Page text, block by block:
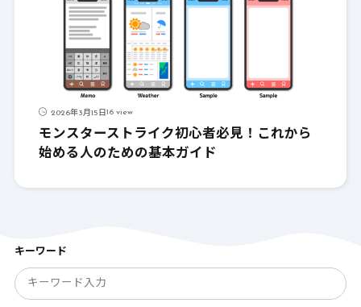
2026年3月15日16 view
モンスターストライク初心者必見！これから
始める人のための基本ガイド
キーワード